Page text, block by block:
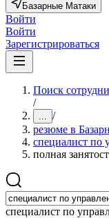
Базарные Матаки
Войти
Войти
Зарегистрироваться
Поиск
/
... /
резюме в
специалист по
полная
специалист по